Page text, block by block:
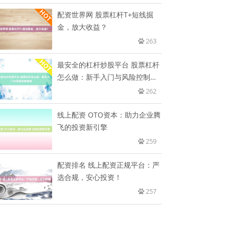
配资世界网 股票杠杆T+短线掘
金，放大收益？
263
最安全的杠杆炒股平台 股票杠杆
怎么做：新手入门与风险控制指
262
线上配资 OTO资本：助力企业腾
飞的投资新引擎
259
配资排名 线上配资正规平台：严
选合规，安心投资！
257